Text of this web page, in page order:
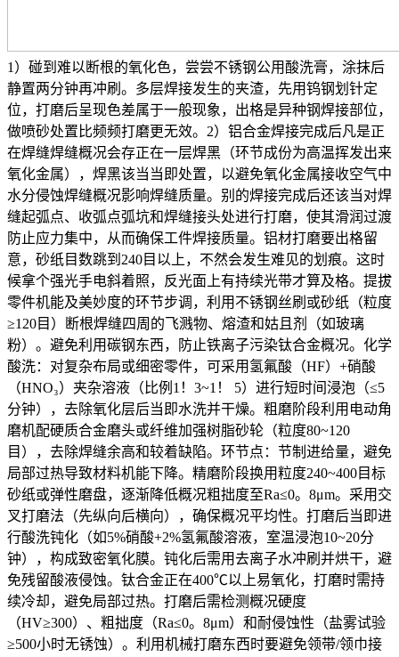
1）碰到难以断根的氧化色，尝尝不锈钢公用酸洗膏，涂抹后
静置两分钟再冲刷。多层焊接发生的夹渣，先用钨钢划针定
位，打磨后呈现色差属于一般现象，出格是异种钢焊接部位，
做喷砂处置比频频打磨更无效。2）铝合金焊接完成后凡是正
在焊缝焊缝概况会存正在一层焊黑（环节成份为高温挥发出来
氧化金属），焊黑该当当即处置，以避免氧化金属接收空气中
水分侵蚀焊缝概况影响焊缝质量。别的焊接完成后还该当对焊
缝起弧点、收弧点弧坑和焊缝接头处进行打磨，使其滑润过渡
防止应力集中，从而确保工件焊接质量。铝材打磨要出格留
意，砂纸目数跳到240目以上，不然会发生难见的划痕。这时
候拿个强光手电斜着照，反光面上有持续光带才算及格。提拔
零件机能及美妙度的环节步调，利用不锈钢丝刷或砂纸（粒度
≥120目）断根焊缝四周的飞溅物、熔渣和姑且剂（如玻璃
粉）。避免利用碳钢东西，防止铁离子污染钛合金概况。化学
酸洗：对复杂布局或细密零件，可采用氢氟酸（HF）+硝酸
（HNO₃）夹杂溶液（比例1！3~1！ 5）进行短时间浸泡（≤5
分钟），去除氧化层后当即水洗并干燥。粗磨阶段利用电动角
磨机配硬质合金磨头或纤维加强树脂砂轮（粒度80~120
目），去除焊缝余高和较着缺陷。环节点：节制进给量，避免
局部过热导致材料机能下降。精磨阶段换用粒度240~400目标
砂纸或弹性磨盘，逐渐降低概况粗拙度至Ra≤0。8μm。采用交
叉打磨法（先纵向后横向），确保概况平均性。打磨后当即进
行酸洗钝化（如5%硝酸+2%氢氟酸溶液，室温浸泡10~20分
钟），构成致密氧化膜。钝化后需用去离子水冲刷并烘干，避
免残留酸液侵蚀。钛合金正在400℃以上易氧化，打磨时需持
续冷却，避免局部过热。打磨后需检测概况硬度
（HV≥300）、粗拙度（Ra≤0。8μm）和耐侵蚀性（盐雾试验
≥500小时无锈蚀）。利用机械打磨东西时要避免领带/领巾接